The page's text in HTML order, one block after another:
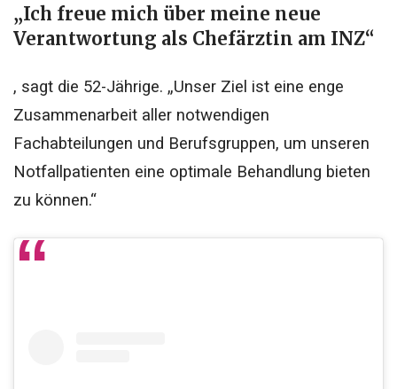
„Ich freue mich über meine neue
Verantwortung als Chefärztin am INZ“
, sagt die 52-Jährige. „Unser Ziel ist eine enge
Zusammenarbeit aller notwendigen
Fachabteilungen und Berufsgruppen, um unseren
Notfallpatienten eine optimale Behandlung bieten
zu können.“